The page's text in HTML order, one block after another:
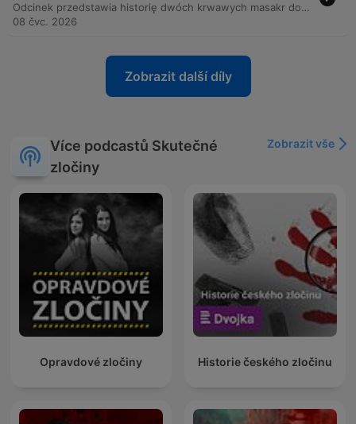
Odcinek przedstawia historię dwóch krwawych masakr dokonanych przez tę samą osobę: Adrogo, syna Urwinio, znanego później jako William Unek. Pierwsza zbrodnia miała miejsce w 1954 roku w Kongu Belgijskim, gdzie sprawca wymordował 20 członków swojej rodziny z powodu rzekomego sabotażu jego małżeństwa przez magię i klątwy. Po ucieczce do Tanganyki, mężczyzna przyjął nową tożsamość i wstąpił do policji, by w 195łych latach dokonać serii brutalnych ataków w Malampace, w których zginęło kilkadziesiąt osób. Narracja śledzi drogę ucieczki mordercy, proces identyfikacji jego prawdziwej tożsamości przez dawnego sąsiada oraz dramatyczne okoliczności jego pojmania podczas obławy. Dokumentacja obejmuje szczegóły dotyczące motywów, przebiegu ataków na funkcjonariuszy oraz tragiczny bilans ofiar, łącząc te wydarzenia z późniejszymi masowymi strzelaninami w historii świata.
08 čvc. 2026
Zobrazit další díly
Více podcastů Skutečné
zločiny
Zobrazit vše
Opravdové zločiny Historie českého zločinu